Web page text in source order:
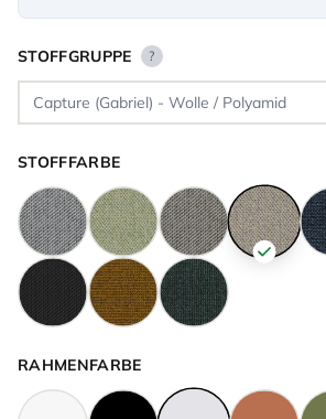
STOFFGRUPPE ?
STOFFFARBE
RAHMENFARBE